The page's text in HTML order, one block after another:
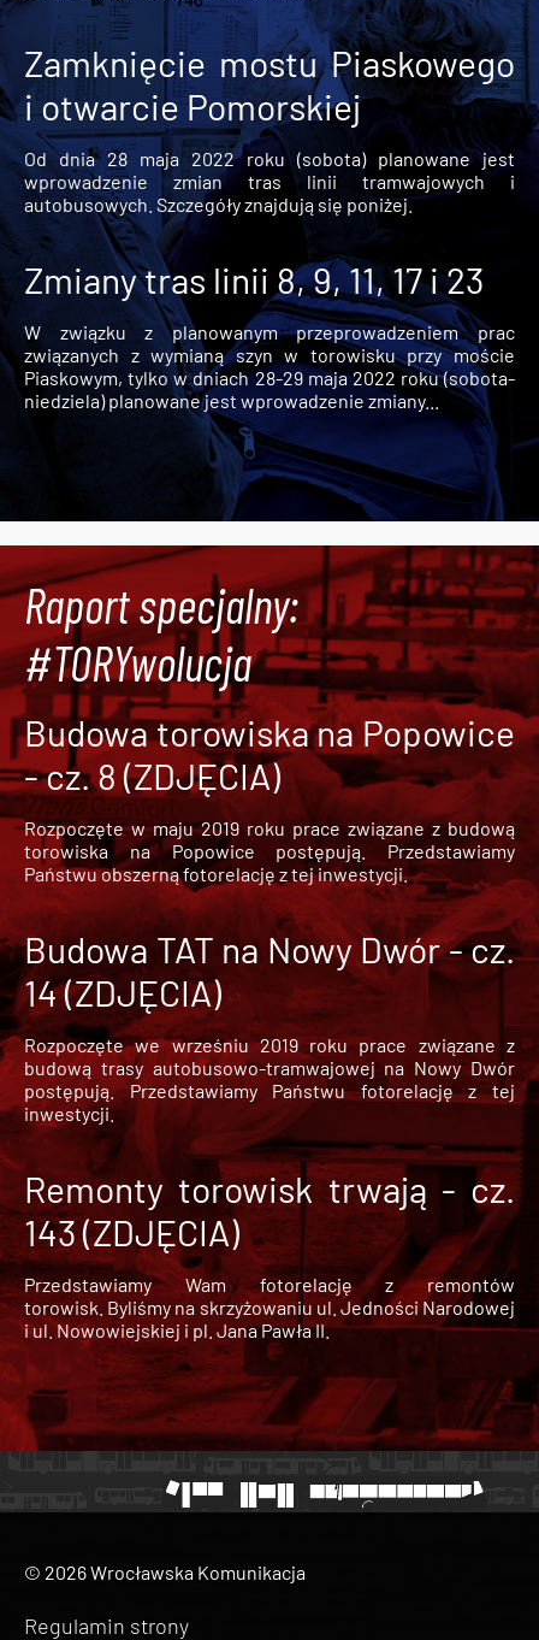
Zamknięcie mostu Piaskowego
i otwarcie Pomorskiej
Od dnia 28 maja 2022 roku (sobota) planowane jest
wprowadzenie zmian tras linii tramwajowych i
autobusowych. Szczegóły znajdują się poniżej.
Zmiany tras linii 8, 9, 11, 17 i 23
W związku z planowanym przeprowadzeniem prac
związanych z wymianą szyn w torowisku przy moście
Piaskowym, tylko w dniach 28-29 maja 2022 roku (sobota-
niedziela) planowane jest wprowadzenie zmiany...
Raport specjalny:
#TORYwolucja
Budowa torowiska na Popowice
- cz. 8 (ZDJĘCIA)
Rozpoczęte w maju 2019 roku prace związane z budową
torowiska na Popowice
postępują. Przedstawiamy
Państwu obszerną fotorelację z tej inwestycji.
Budowa TAT na Nowy Dwór - cz.
14 (ZDJĘCIA)
Rozpoczęte we wrześniu 2019 roku prace związane z
budową trasy autobusowo-tramwajowej na Nowy Dwór
postępują. Przedstawiamy Państwu fotorelację z tej
inwestycji.
Remonty torowisk trwają - cz.
143 (ZDJĘCIA)
Przedstawiamy Wam fotorelację z remontów
torowisk. Byliśmy na skrzyżowaniu ul. Jedności Narodowej
i ul. Nowowiejskiej i pl. Jana Pawła II.
© 2026 Wrocławska Komunikacja
Regulamin strony